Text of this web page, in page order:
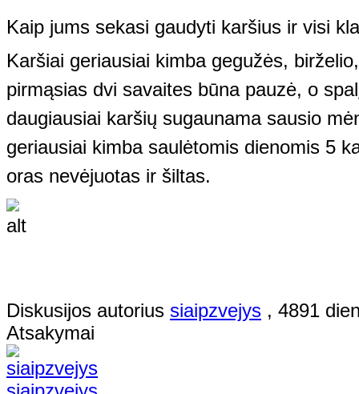
Kaip jums sekasi gaudyti karšius ir visi
Karšiai geriausiai kimba gegužės,
pirmąsias dvi savaites būna pauzė, o
daugiausiai karšių sugaunama sausio
geriausiai kimba saulėtomis dienomis 5
oras nevėjuotas ir šiltas.
Diskusijos autorius siaipzvejys , 4891
Atsakymai